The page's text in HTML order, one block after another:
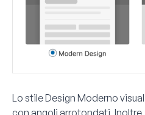
Lo stileDesign Moderno